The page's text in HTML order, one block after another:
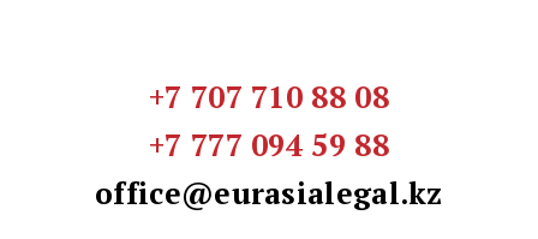
+7 707 710 88 08
+7 777 094 59 88
office@eurasialegal.kz